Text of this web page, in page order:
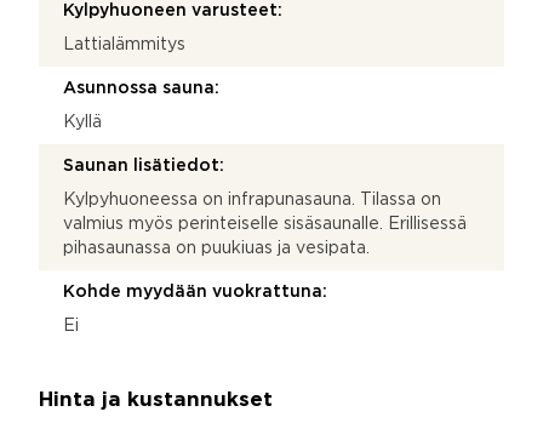
Kylpyhuoneen varusteet:
Lattialämmitys
Asunnossa sauna:
Kyllä
Saunan lisätiedot:
Kylpyhuoneessa on infrapunasauna. Tilassa on
valmius myös perinteiselle sisäsaunalle. Erillisessä
pihasaunassa on puukiuas ja vesipata.
Kohde myydään vuokrattuna:
Ei
Hinta ja kustannukset